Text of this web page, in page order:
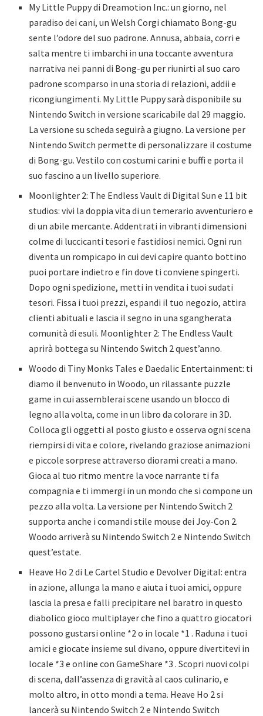
My Little Puppy di Dreamotion Inc.: un giorno, nel
paradiso dei cani, un Welsh Corgi chiamato Bong-gu
sente l’odore del suo padrone. Annusa, abbaia, corri e
salta mentre ti imbarchi in una toccante avventura
narrativa nei panni di Bong-gu per riunirti al suo caro
padrone scomparso in una storia di relazioni, addii e
ricongiungimenti. My Little Puppy sarà disponibile su
Nintendo Switch in versione scaricabile dal 29 maggio.
La versione su scheda seguirà a giugno. La versione per
Nintendo Switch permette di personalizzare il costume
di Bong-gu. Vestilo con costumi carini e buffi e porta il
suo fascino a un livello superiore.
Moonlighter 2: The Endless Vault di Digital Sun e 11 bit
studios: vivi la doppia vita di un temerario avventuriero e
di un abile mercante. Addentrati in vibranti dimensioni
colme di luccicanti tesori e fastidiosi nemici. Ogni run
diventa un rompicapo in cui devi capire quanto bottino
puoi portare indietro e fin dove ti conviene spingerti.
Dopo ogni spedizione, metti in vendita i tuoi sudati
tesori. Fissa i tuoi prezzi, espandi il tuo negozio, attira
clienti abituali e lascia il segno in una sgangherata
comunità di esuli. Moonlighter 2: The Endless Vault
aprirà bottega su Nintendo Switch 2 quest’anno.
Woodo di Tiny Monks Tales e Daedalic Entertainment: ti
diamo il benvenuto in Woodo, un rilassante puzzle
game in cui assemblerai scene usando un blocco di
legno alla volta, come in un libro da colorare in 3D.
Colloca gli oggetti al posto giusto e osserva ogni scena
riempirsi di vita e colore, rivelando graziose animazioni
e piccole sorprese attraverso diorami creati a mano.
Gioca al tuo ritmo mentre la voce narrante ti fa
compagnia e ti immergi in un mondo che si compone un
pezzo alla volta. La versione per Nintendo Switch 2
supporta anche i comandi stile mouse dei Joy-Con 2.
Woodo arriverà su Nintendo Switch 2 e Nintendo Switch
quest’estate.
Heave Ho 2 di Le Cartel Studio e Devolver Digital: entra
in azione, allunga la mano e aiuta i tuoi amici, oppure
lascia la presa e falli precipitare nel baratro in questo
diabolico gioco multiplayer che fino a quattro giocatori
possono gustarsi online *2 o in locale *1 . Raduna i tuoi
amici e giocate insieme sul divano, oppure divertitevi in
locale *3 e online con GameShare *3 . Scopri nuovi colpi
di scena, dall’assenza di gravità al caos culinario, e
molto altro, in otto mondi a tema. Heave Ho 2 si
lancerà su Nintendo Switch 2 e Nintendo Switch